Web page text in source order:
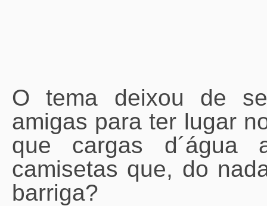
O tema deixou de
amigas para ter lugar
que cargas d´água
camisetas que, do
barriga?